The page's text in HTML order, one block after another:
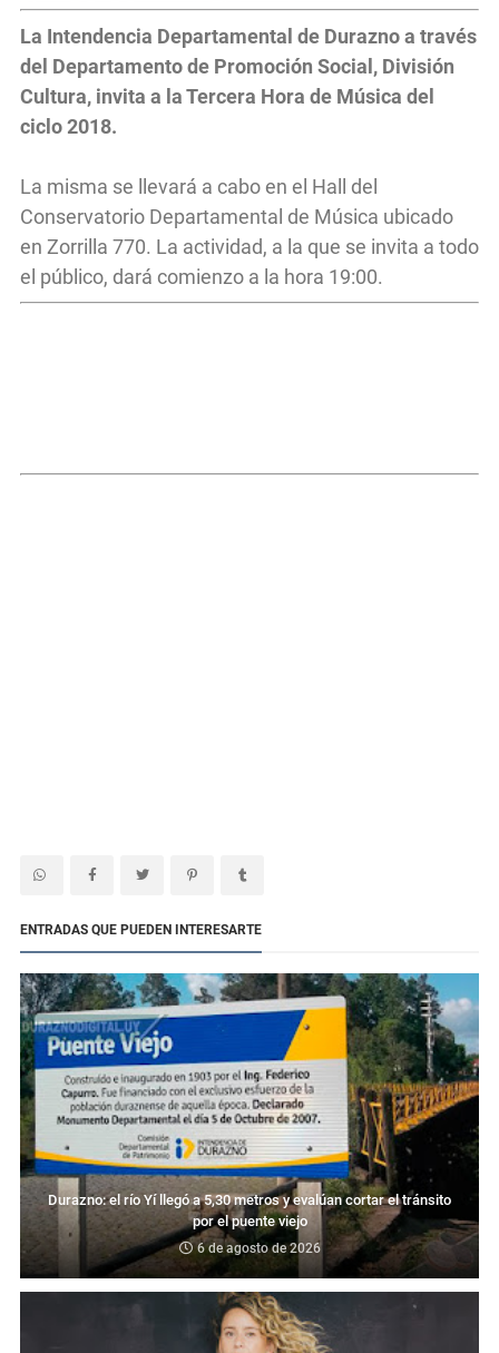
La Intendencia Departamental de Durazno a través
del Departamento de Promoción Social, División
Cultura, invita a la Tercera Hora de Música del
ciclo 2018.
La misma se llevará a cabo en el Hall del
Conservatorio Departamental de Música ubicado
en Zorrilla 770. La actividad, a la que se invita a todo
el público, dará comienzo a la hora 19:00.
ENTRADAS QUE PUEDEN INTERESARTE
Durazno: el río Yí llegó a 5,30 metros y evalúan cortar el tránsito
por el puente viejo
6 de agosto de 2026